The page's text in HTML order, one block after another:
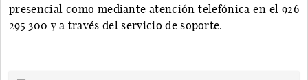
presencial como mediante atención telefónica en el 926
295 300 y a través del servicio de soporte.